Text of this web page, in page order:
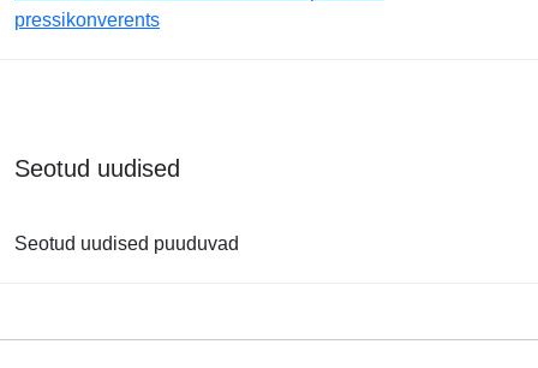
pressikonverents
Seotud uudised
Seotud uudised puuduvad